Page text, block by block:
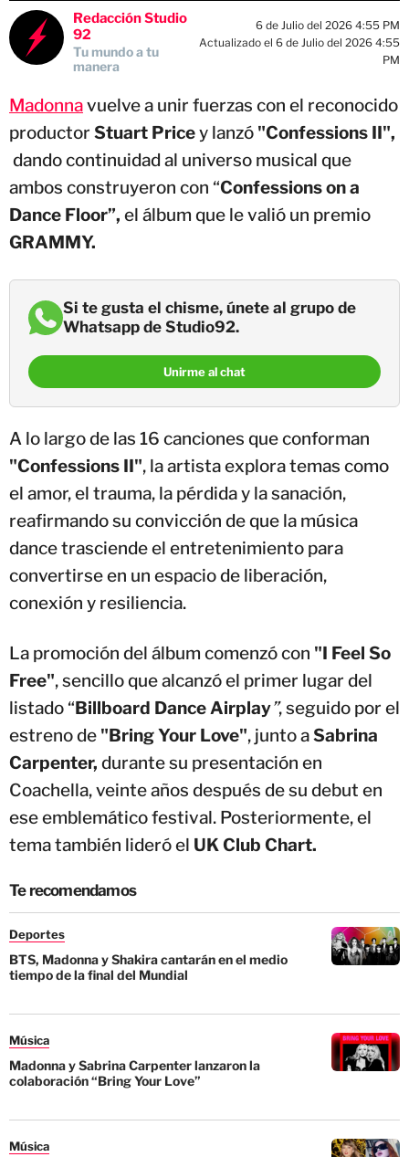
Redacción Studio
92
Tu mundo a tu
manera
6 de Julio del 2026 4:55 PM
Actualizado el 6 de Julio del 2026 4:55
PM
Madonnavuelve a unir fuerzas con el reconocido
productor Stuart Pricey lanzó "Confessions II",
dando continuidad al universo musical que
ambos construyeron con “Confessions on a
Dance Floor”, el álbum que le valió un premio
GRAMMY.
Si te gusta el chisme, únete al grupo de
Whatsapp de Studio92.
Unirme al chat
A lo largo de las 16 canciones que conforman
"Confessions II", la artista explora temas como
el amor, el trauma, la pérdida y la sanación,
reafirmando su convicción de que la música
dance trasciende el entretenimiento para
convertirse en un espacio de liberación,
conexión y resiliencia.
La promoción del álbum comenzó con "I Feel So
Free", sencillo que alcanzó el primer lugar del
listado “Billboard Dance Airplay”, seguido por el
estreno de "Bring Your Love", junto aSabrina
Carpenter, durante su presentación en
Coachella, veinte años después de su debut en
ese emblemático festival. Posteriormente, el
tema también lideró el UK Club Chart.
Te recomendamos
Deportes
BTS, Madonna y Shakira cantarán en el medio
tiempo de la final del Mundial
Música
Madonna y Sabrina Carpenter lanzaron la
colaboración “Bring Your Love”
Música